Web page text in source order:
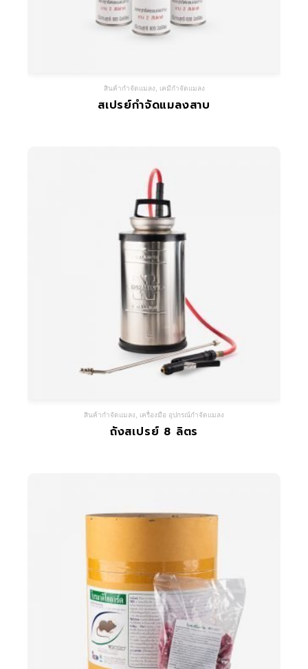
สินค้ากำจัดแมลง เคมีกำจัดแมลง
สเปรย์กำจัดแมลงสาบ
สินค้ากำจัดแมลง เครื่องมือ อุปกรณ์กำจัดแมลง
ถังสเปรย์ 8 ลิตร